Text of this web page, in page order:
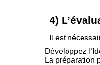
4)
Il est
Développez
La préparation